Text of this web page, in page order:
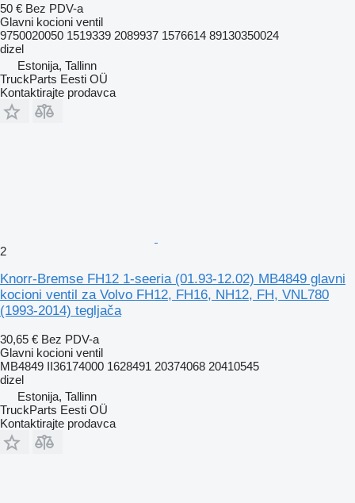
50 € Bez PDV-a
Glavni kocioni ventil
9750020050 1519339 2089937 1576614 89130350024
dizel
Estonija, Tallinn
TruckParts Eesti OÜ
Kontaktirajte prodavca
2
Knorr-Bremse FH12 1-seeria (01.93-12.02) MB4849 glavni
kocioni ventil za Volvo FH12, FH16, NH12, FH, VNL780
(1993-2014) tegljača
30,65 € Bez PDV-a
Glavni kocioni ventil
MB4849 II36174000 1628491 20374068 20410545
dizel
Estonija, Tallinn
TruckParts Eesti OÜ
Kontaktirajte prodavca